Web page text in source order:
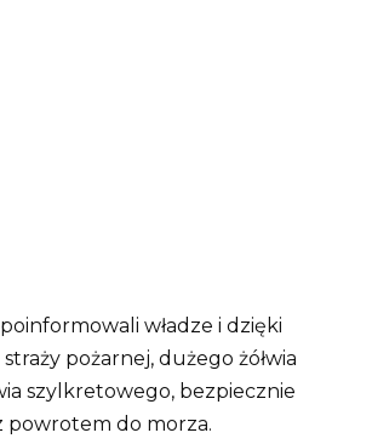
władze i dzięki
pożarnej, dużego żółwia
szylkretowego, bezpiecznie
powrotem do morza.